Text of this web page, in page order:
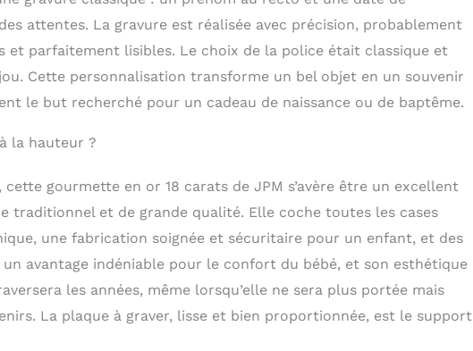
attentes. La gravure est réalisée avec précision, probablement
parfaitement lisibles. Le choix de la police était classique et
Cette personnalisation transforme un bel objet en un souvenir
le but recherché pour un cadeau de naissance ou de baptême.
la hauteur ?
gourmette en or 18 carats de JPM s’avère être un excellent
traditionnel et de grande qualité. Elle coche toutes les cases
une fabrication soignée et sécuritaire pour un enfant, et des
avantage indéniable pour le confort du bébé, et son esthétique
les années, même lorsqu’elle ne sera plus portée mais
La plaque à graver, lisse et bien proportionnée, est le support